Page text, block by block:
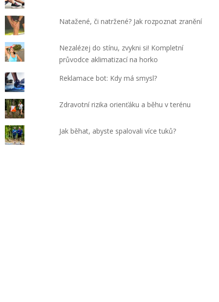
Natažené, či natržené? Jak rozpoznat zranění
Nezalézej do stínu, zvykni si! Kompletní
průvodce aklimatizací na horko
Reklamace bot: Kdy má smysl?
Zdravotní rizika orienťáku a běhu v terénu
Jak běhat, abyste spalovali více tuků?